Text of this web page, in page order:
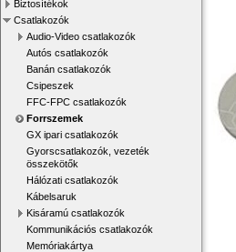
Biztosítékok
Csatlakozók
Audio-Video csatlakozók
Autós csatlakozók
Banán csatlakozók
Csipeszek
FFC-FPC csatlakozók
Forrszemek
GX ipari csatlakozók
Gyorscsatlakozók, vezeték
összekötők
Hálózati csatlakozók
Kábelsaruk
Kisáramú csatlakozók
Kommunikációs csatlakozók
Memóriakártya